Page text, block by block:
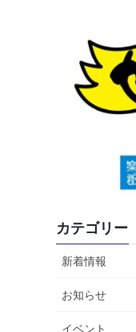
カテゴリー
新着情報
お知らせ
イベント